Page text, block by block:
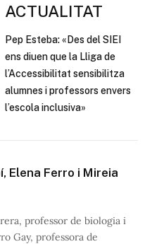
ACTUALITAT
Pep Esteba: «Des del SIEI
ens diuen que la Lliga de
l’Accessibilitat sensibilitza
alumnes i professors envers
l’escola inclusiva»
Elena Ferro i Mireia
professor de biologia i
Gay, professora de